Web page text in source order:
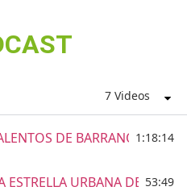
7 Videos
DE BARRANQUILLA
1:18:14
ESTRELLA URBANA DE53:49